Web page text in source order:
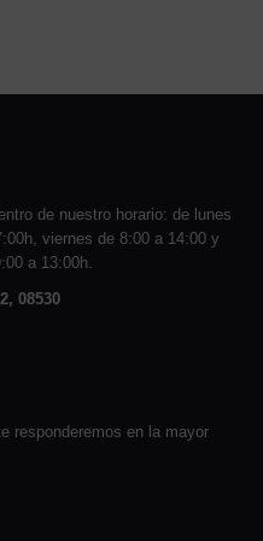
de nuestro horario: de lunes
viernes de 8:00 a 14:00 y
a 13:00h.
08530
responderemos en la mayor